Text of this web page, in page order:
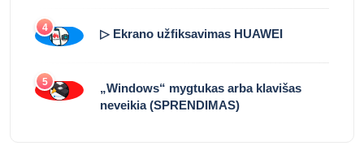
4 ▷ Ekrano užfiksavimas HUAWEI
5
„Windows“ mygtukas arba klavišas
neveikia (SPRENDIMAS)